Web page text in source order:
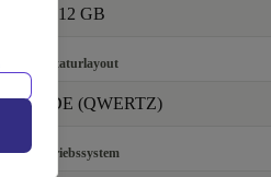
512 GB
Tastaturlayout
DE (QWERTZ)
Betriebssystem